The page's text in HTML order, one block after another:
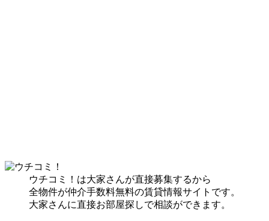
ウチコミ！は大家さんが直接募集するから
全物件が仲介手数料無料の賃貸情報サイトです。
大家さんに直接お部屋探しで相談ができます。